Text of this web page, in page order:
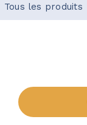
Tous les produits